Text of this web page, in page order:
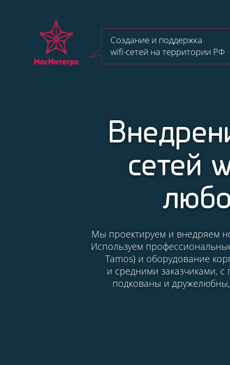
Создание и поддержка
wifi-сетей на территории РФ
сетей
Мы проектируем и внедряем
Используем
Tamos) и оборудование
и средними заказчиками,
подкованы и дружелюбны,